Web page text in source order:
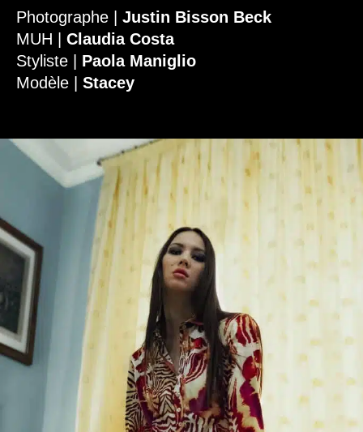
Photographe | Justin Bisson Beck
MUH | Claudia Costa
Styliste | Paola Maniglio
Modèle | Stacey